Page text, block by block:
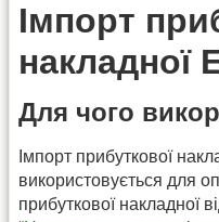
Імпорт
накладної
Для чого
Імпорт прибуткової
використовується для
прибуткової накладної